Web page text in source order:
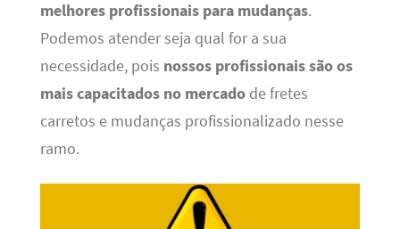
melhores profissionais para mudanças.
Podemos atender seja qual for a sua
necessidade, pois nossos profissionais são os
mais capacitados no mercadode fretes
carretos e mudanças profissionalizado nesse
ramo.